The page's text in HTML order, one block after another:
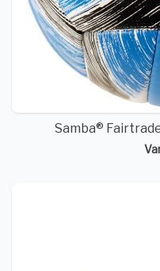
Samba®